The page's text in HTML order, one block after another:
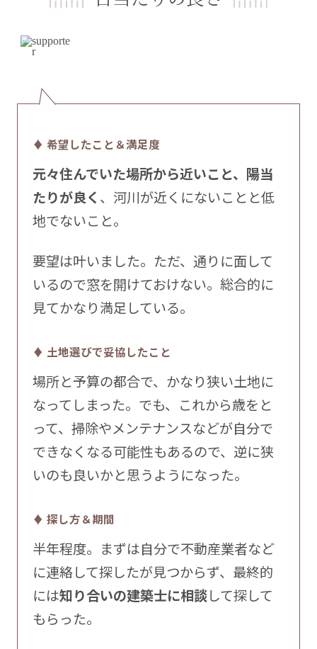
♦ 希望したこと＆満足度
元々住んでいた場所から近いこと、陽当
たりが良く 、河川が近くにないことと低
地でないこと。
要望は叶いました。ただ、通りに面して
いるので窓を開けておけない。総合的に
見てかなり満足している。
♦ 土地選びで妥協したこと
場所と予算の都合で、かなり狭い土地に
なってしまった。でも、これから歳をと
って、掃除やメンテナンスなどが自分で
できなくなる可能性もあるので、逆に狭
いのも良いかと思うようになった。
♦ 探し方＆期間
半年程度。まずは自分で不動産業者など
に連絡して探したが見つからず、最終的
には知り合いの建築士に相談して探して
もらった。